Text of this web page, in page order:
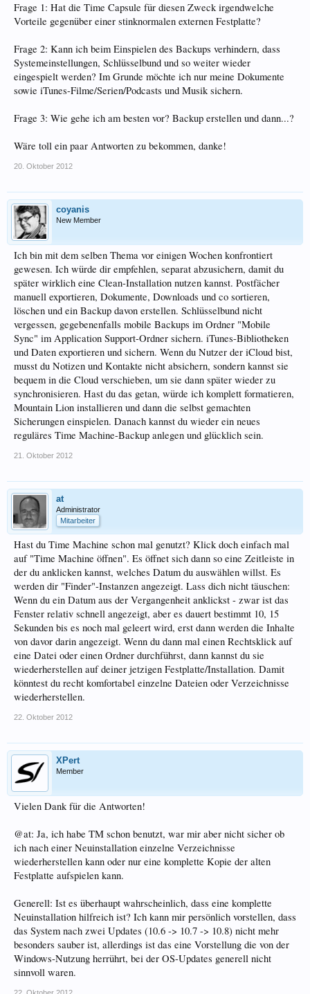
Frage 1: Hat die Time Capsule für diesen Zweck irgendwelche
Vorteile gegenüber einer stinknormalen externen Festplatte?
Frage 2: Kann ich beim Einspielen des Backups verhindern, dass
Systemeinstellungen, Schlüsselbund und so weiter wieder
eingespielt werden? Im Grunde möchte ich nur meine Dokumente
sowie iTunes-Filme/Serien/Podcasts und Musik sichern.
Frage 3: Wie gehe ich am besten vor? Backup erstellen und dann...?
Wäre toll ein paar Antworten zu bekommen, danke!
20. Oktober 2012
coyanis
New Member
Ich bin mit dem selben Thema vor einigen Wochen konfrontiert
gewesen. Ich würde dir empfehlen, separat abzusichern, damit du
später wirklich eine Clean-Installation nutzen kannst. Postfächer
manuell exportieren, Dokumente, Downloads und co sortieren,
löschen und ein Backup davon erstellen. Schlüsselbund nicht
vergessen, gegebenenfalls mobile Backups im Ordner "Mobile
Sync" im Application Support-Ordner sichern. iTunes-Bibliotheken
und Daten exportieren und sichern. Wenn du Nutzer der iCloud bist,
musst du Notizen und Kontakte nicht absichern, sondern kannst sie
bequem in die Cloud verschieben, um sie dann später wieder zu
synchronisieren. Hast du das getan, würde ich komplett formatieren,
Mountain Lion installieren und dann die selbst gemachten
Sicherungen einspielen. Danach kannst du wieder ein neues
reguläres Time Machine-Backup anlegen und glücklich sein.
21. Oktober 2012
at
Administrator
Mitarbeiter
Hast du Time Machine schon mal genutzt? Klick doch einfach mal
auf "Time Machine öffnen". Es öffnet sich dann so eine Zeitleiste in
der du anklicken kannst, welches Datum du auswählen willst. Es
werden dir "Finder"-Instanzen angezeigt. Lass dich nicht täuschen:
Wenn du ein Datum aus der Vergangenheit anklickst - zwar ist das
Fenster relativ schnell angezeigt, aber es dauert bestimmt 10, 15
Sekunden bis es noch mal geleert wird, erst dann werden die Inhalte
von davor darin angezeigt. Wenn du dann mal einen Rechtsklick auf
eine Datei oder einen Ordner durchführst, dann kannst du sie
wiederherstellen auf deiner jetzigen Festplatte/Installation. Damit
könntest du recht komfortabel einzelne Dateien oder Verzeichnisse
wiederherstellen.
22. Oktober 2012
XPert
Member
Vielen Dank für die Antworten!
@at: Ja, ich habe TM schon benutzt, war mir aber nicht sicher ob
ich nach einer Neuinstallation einzelne Verzeichnisse
wiederherstellen kann oder nur eine komplette Kopie der alten
Festplatte aufspielen kann.
Generell: Ist es überhaupt wahrscheinlich, dass eine komplette
Neuinstallation hilfreich ist? Ich kann mir persönlich vorstellen, dass
das System nach zwei Updates (10.6 -> 10.7 -> 10.8) nicht mehr
besonders sauber ist, allerdings ist das eine Vorstellung die von der
Windows-Nutzung herrührt, bei der OS-Updates generell nicht
sinnvoll waren.